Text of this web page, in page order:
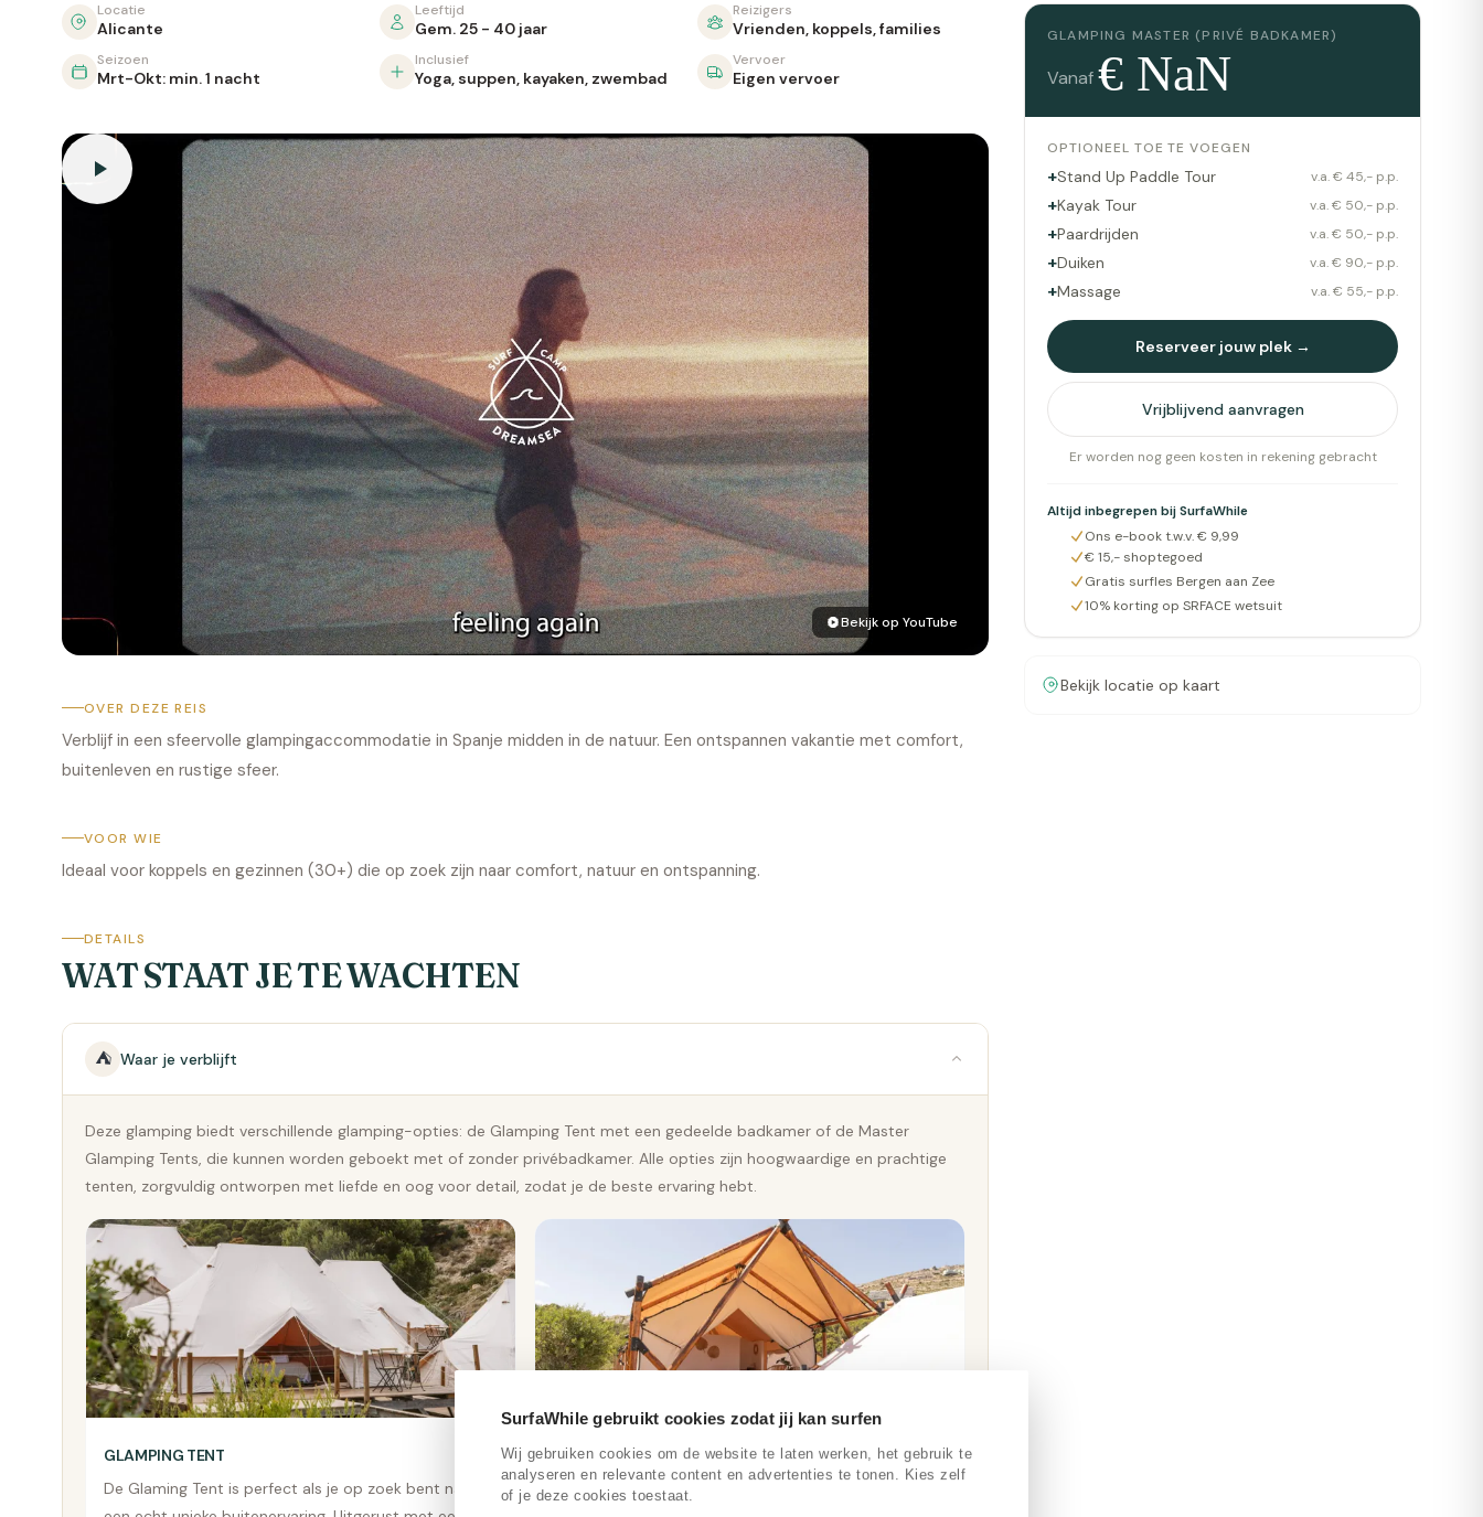
SurfaWhile gebruikt cookies zodat jij kan surfen
Wij gebruiken cookies om de website te laten werken, het gebruik te
analyseren en relevante content en advertenties te tonen. Kies zelf
of je deze cookies toestaat.
Locatie
Alicante
Leeftijd
Gem. 25 - 40 jaar
Reizigers
Vrienden, koppels, families
Seizoen
Mrt-Okt: min. 1 nacht
Inclusief
Yoga, suppen, kayaken, zwembad
Vervoer
Eigen vervoer
Bekijk op YouTube
OVER DEZE REIS
Verblijf in een sfeervolle glampingaccommodatie in Spanje midden in de natuur. Een ontspannen vakantie met comfort,
buitenleven en rustige sfeer.
VOOR WIE
Ideaal voor koppels en gezinnen (30+) die op zoek zijn naar comfort, natuur en ontspanning.
DETAILS
WAT STAAT JE TE WACHTEN
⛺ Waar je verblijft
Deze glamping biedt verschillende glamping-opties: de Glamping Tent met een gedeelde badkamer of de Master
Glamping Tents, die kunnen worden geboekt met of zonder privébadkamer. Alle opties zijn hoogwaardige en prachtige
tenten, zorgvuldig ontworpen met liefde en oog voor detail, zodat je de beste ervaring hebt.
GLAMPING TENT
De Glaming Tent is perfect als je op zoek bent naar
MASTER GLAMPING TENT
Privé
GLAMPING MASTER (PRIVÉ BADKAMER)
Vanaf€ NaN
OPTIONEEL TOE TE VOEGEN
+Stand Up Paddle Tour v.a. € 45,- p.p.
+Kayak Tour v.a. € 50,- p.p.
+Paardrijden v.a. € 50,- p.p.
+Duiken v.a. € 90,- p.p.
+Massage v.a. € 55,- p.p.
Reserveer jouw plek →
Vrijblijvend aanvragen
Er worden nog geen kosten in rekening gebracht
Altijd inbegrepen bij SurfaWhile
Ons e-book t.w.v. € 9,99
€ 15,- shoptegoed
Gratis surfles Bergen aan Zee
10% korting op SRFACE wetsuit
Bekijk locatie op kaart